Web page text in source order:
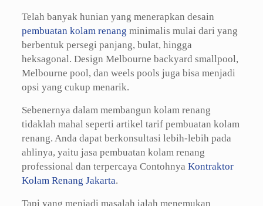
Telah banyak hunian yang menerapkan desain
pembuatan kolam renang minimalis mulai dari yang
berbentuk persegi panjang, bulat, hingga
heksagonal. Design Melbourne backyard smallpool,
Melbourne pool, dan weels pools juga bisa menjadi
opsi yang cukup menarik.
Sebenernya dalam membangun kolam renang
tidaklah mahal seperti artikel tarif pembuatan kolam
renang. Anda dapat berkonsultasi lebih-lebih pada
ahlinya, yaitu jasa pembuatan kolam renang
professional dan terpercaya Contohnya Kontraktor
Kolam Renang Jakarta.
Tapi yang menjadi masalah ialah menemukan